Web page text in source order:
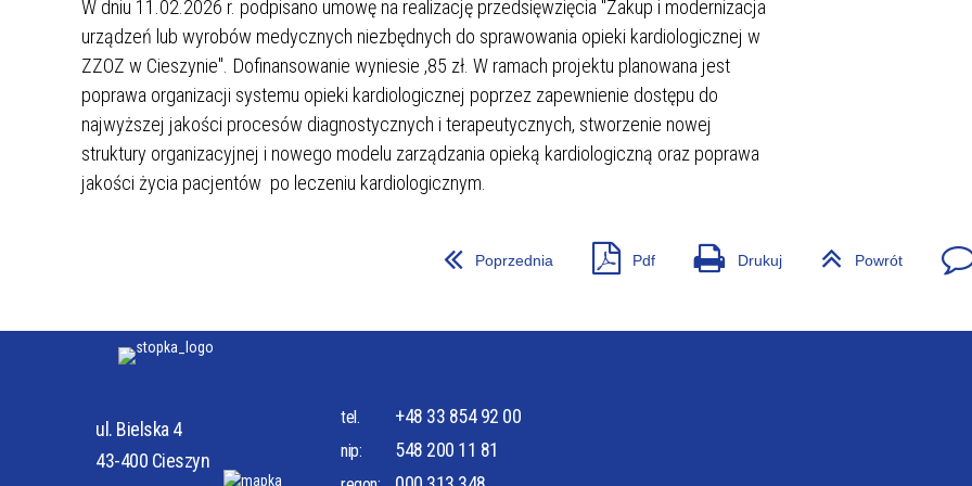
ODDZIAŁY ZAKŁAD DIAGNOSTYKI
ZAKRES UDZIELANYCH ŚWIADCZEŃ PRAWA PACJENTA ODWIEDZINY
W dniu 11.02.2026 r. podpisano umowę na realizację przedsięwzięcia "Zakup i modernizacja
urządzeń lub wyrobów medycznych niezbędnych do sprawowania opieki kardiologicznej w
ZZOZ w Cieszynie". Dofinansowanie wyniesie ,85 zł. W ramach projektu planowana jest
poprawa organizacji systemu opieki kardiologicznej poprzez zapewnienie dostępu do
najwyższej jakości procesów diagnostycznych i terapeutycznych, stworzenie nowej
struktury organizacyjnej i nowego modelu zarządzania opieką kardiologiczną oraz poprawa
jakości życia pacjentów po leczeniu kardiologicznym.
Poprzednia Pdf Drukuj Powrót
ul. Bielska 4
43-400 Cieszyn
tel. +48 33 854 92 00
nip: 548 200 11 81